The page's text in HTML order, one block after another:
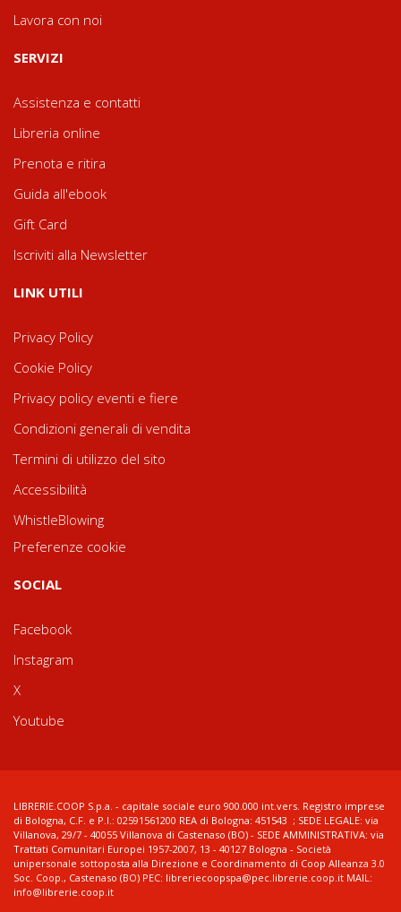
Lavora con noi
SERVIZI
Assistenza e contatti
Libreria online
Prenota e ritira
Guida all'ebook
Gift Card
Iscriviti alla Newsletter
LINK UTILI
Privacy Policy
Cookie Policy
Privacy policy eventi e fiere
Condizioni generali di vendita
Termini di utilizzo del sito
Accessibilità
WhistleBlowing
Preferenze cookie
SOCIAL
Facebook
Instagram
X
Youtube
LIBRERIE.COOP S.p.a. - capitale sociale euro 900.000 int.vers. Registro imprese
di Bologna, C.F. e P.I.: 02591561200 REA di Bologna: 451543 ; SEDE LEGALE: via
Villanova, 29/7 - 40055 Villanova di Castenaso (BO) - SEDE AMMINISTRATIVA: via
Trattati Comunitari Europei 1957-2007, 13 - 40127 Bologna - Società
unipersonale sottoposta alla Direzione e Coordinamento di Coop Alleanza 3.0
Soc. Coop., Castenaso (BO) PEC: libreriecoopspa@pec.librerie.coop.it MAIL:
info@librerie.coop.it